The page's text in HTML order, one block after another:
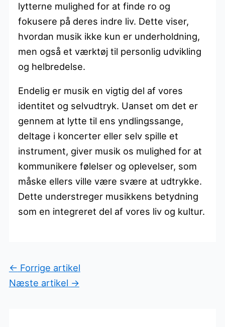
lytterne mulighed for at finde ro og
fokusere på deres indre liv. Dette viser,
hvordan musik ikke kun er underholdning,
men også et værktøj til personlig udvikling
og helbredelse.
Endelig er musik en vigtig del af vores
identitet og selvudtryk. Uanset om det er
gennem at lytte til ens yndlingssange,
deltage i koncerter eller selv spille et
instrument, giver musik os mulighed for at
kommunikere følelser og oplevelser, som
måske ellers ville være svære at udtrykke.
Dette understreger musikkens betydning
som en integreret del af vores liv og kultur.
← Forrige artikel
Næste artikel →